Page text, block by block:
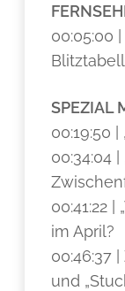
00:05:00
SPEZIAL
00:19:50
00:34:04 |
00:41:22 |
im April?
00:46:37
und